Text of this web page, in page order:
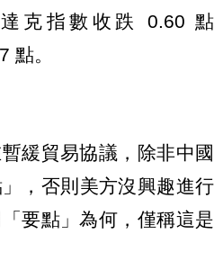
克指數收跌 0.60 點
點。
緩貿易協議，除非中國
，否則美方沒興趣進行
要點」為何，僅稱這是